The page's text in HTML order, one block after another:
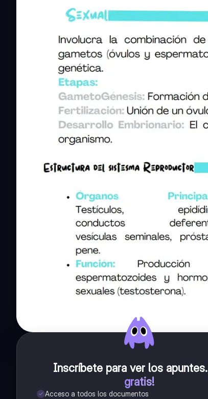
Inscríbete para ver los apuntes.
gratis!
Acceso a todos los documentos